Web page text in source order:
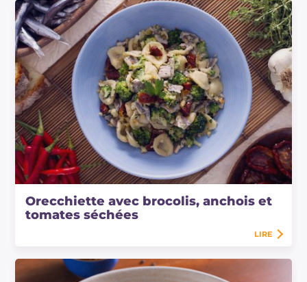
Orecchiette avec brocolis, anchois et
tomates séchées
LIRE